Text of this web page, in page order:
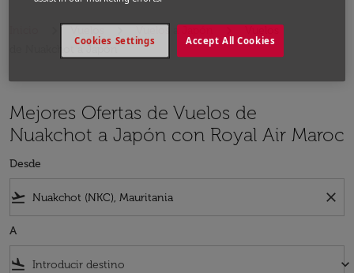
Vuelos a Japón
Mejores Ofertas de Vuelos de
Nuakchot a Japón con Royal Air Maroc
Desde
flight_takeoff close
A
flight_land keyboard_arrow_down
Accept All Cookies
Cookies Settings